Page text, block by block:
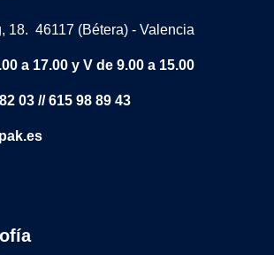
18. 46117 (Bétera) - Valencia
a 17.00 y V de 9.00 a 15.00
03 // 615 98 89 43